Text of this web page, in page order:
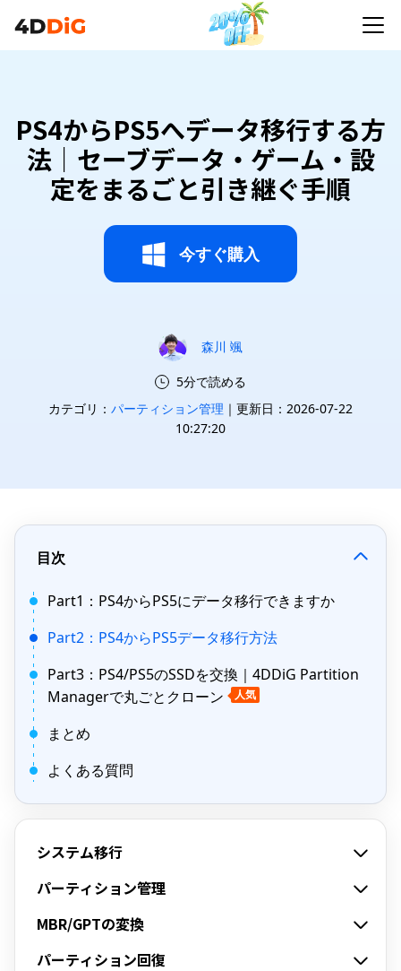
PS4からPS5へデータ移行する方
法｜セーブデータ・ゲーム・設
定をまるごと引き継ぐ手順
今すぐ購入
森川 颯
5分で読める
カテゴリ： パーティション管理 ｜更新日：2026-07-22
10:27:20
目次
Part1：PS4からPS5にデータ移行できますか
Part2：PS4からPS5データ移行方法
Part3：PS4/PS5のSSDを交換｜4DDiG Partition
Managerで丸ごとクローン
人気
まとめ
よくある質問
システム移行
パーティション管理
MBR/GPTの変換
パーティション回復